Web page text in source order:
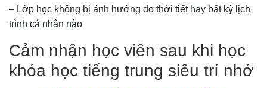
– Lớp học không bị ảnh hưởng do thời tiết hay bất kỳ lịch
trình cá nhân nào
Cảm nhận học viên sau khi học
khóa học tiếng trung siêu trí nhớ